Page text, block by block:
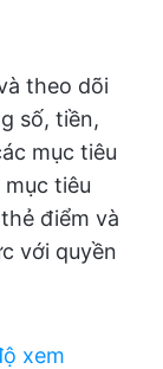
theo dõi
số, tiền,
mục tiêu
tiêu
điểm và
với quyền
xem